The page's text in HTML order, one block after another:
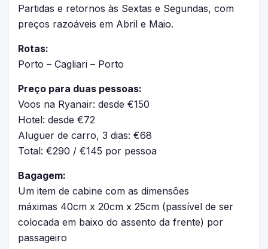
Partidas e retornos às Sextas e Segundas, com
preços razoáveis em Abril e Maio.
Rotas:
Porto – Cagliari – Porto
Preço para duas pessoas:
Voos na Ryanair: desde €150
Hotel: desde €72
Aluguer de carro, 3 dias: €68
Total: €290 / €145 por pessoa
Bagagem:
Um item de cabine com as dimensões
máximas 40cm x 20cm x 25cm (passível de ser
colocada em baixo do assento da frente) por
passageiro